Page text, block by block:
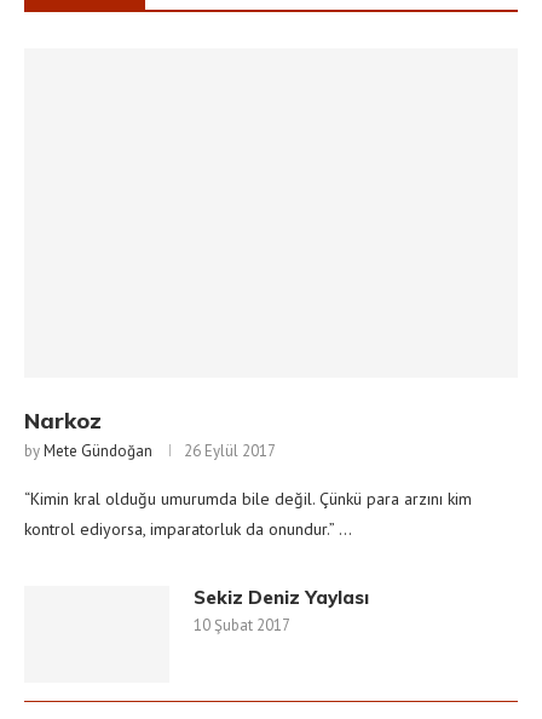
Narkoz
byMete Gündoğan 26 Eylül 2017
“Kimin kral olduğu umurumda bile değil. Çünkü para arzını kim
kontrol ediyorsa, imparatorluk da onundur.” …
Sekiz Deniz Yaylası
10 Şubat 2017